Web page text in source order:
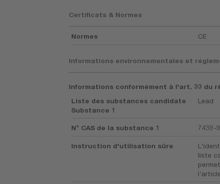
Certificats & Normes
Normes CE
Informations environnementales et
Informations conformément à l'art. 33 du
Liste des substances candidate
Substance 1
Lead
N° CAS de la substance 1 7439-
Instruction d'utilisation sûre
liste